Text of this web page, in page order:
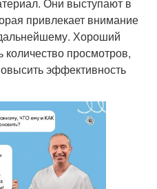
Они выступают в
привлекает внимание
Хороший
количество просмотров,
эффективность